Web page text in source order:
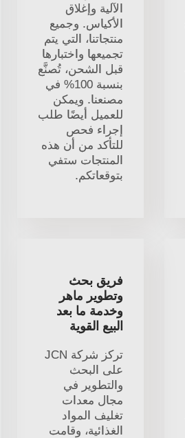
الآلية وإغلاق
الأكياس. وجميع
منتجاتنا، التي يتم
تجميعها واختبارها
قبل الشحن، تُصنَّع
بنسبة 100% في
مصنعنا. ويمكن
للعميل أيضًا طلب
إجراء فحص
للتأكد من أن هذه
المنتجات ستفي
بتوقعاتكم.
فريق بحث
وتطوير ماهر
وخدمة ما بعد
البيع القوية
تركز شركة JCN
على البحث
والتطوير في
مجال معدات
تغليف المواد
الغذائية، وقامت